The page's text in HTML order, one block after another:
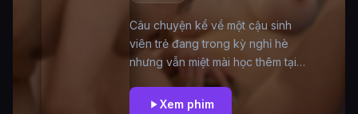
Câu chuyện kể về một cậu sinh
viên trẻ đang trong kỳ nghỉ hè
nhưng vẫn miệt mài học thêm tại
nhà. Tuy nhiên một hôm cái điều
hoà trong nhà tự nhiên bị hỏng làm
Xem phim